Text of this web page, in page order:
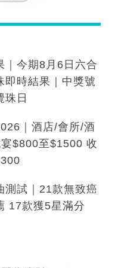
｜今期8月6日六合
即時結果｜中獎號
珠日
｜酒店/會所/酒
$800至$1500 收
測試｜21款無致癌
17款獲5星滿分